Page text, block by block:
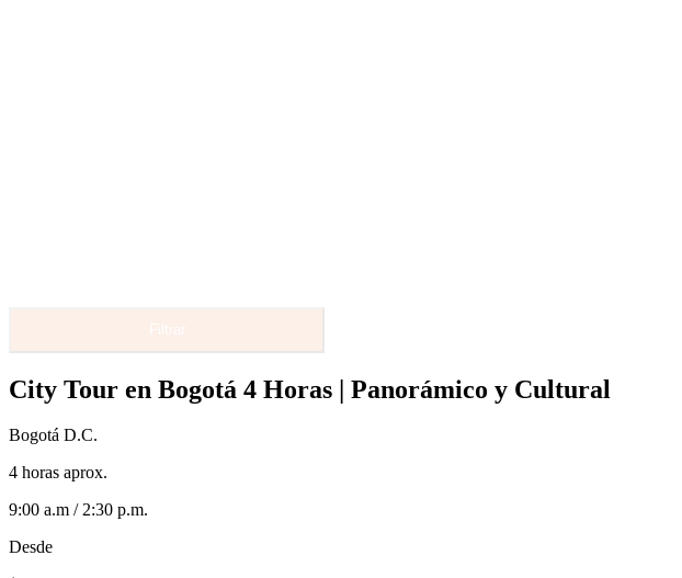
City Tour en Bogotá 4 Horas | Panorámico y Cultural
Bogotá D.C.
4 horas aprox.
9:00 a.m / 2:30 p.m.
Desde